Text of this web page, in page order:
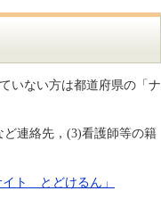
いない方は都道府県の「ナ
連絡先，(3)看護師等の籍
イト とどけるん」